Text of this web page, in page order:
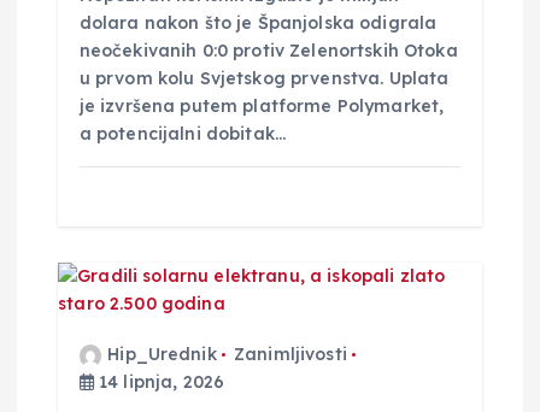
dolara nakon što je Španjolska odigrala
neočekivanih 0:0 protiv Zelenortskih Otoka
u prvom kolu Svjetskog prvenstva. Uplata
je izvršena putem platforme Polymarket,
a potencijalni dobitak…
Hip_Urednik
Zanimljivosti
14 lipnja, 2026